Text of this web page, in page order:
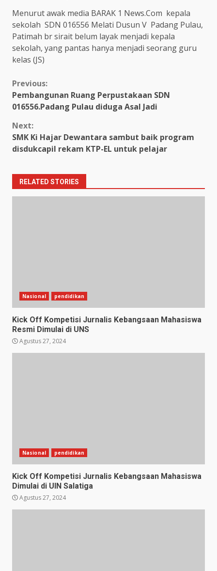
Menurut awak media BARAK 1 News.Com kepala
sekolah SDN 016556 Melati Dusun V Padang Pulau,
Patimah br sirait belum layak menjadi kepala
sekolah, yang pantas hanya menjadi seorang guru
kelas (JS)
Continue
Reading
Previous:
Pembangunan Ruang Perpustakaan SDN
016556.Padang Pulau diduga Asal Jadi
Next:
SMK Ki Hajar Dewantara sambut baik program
disdukcapil rekam KTP-EL untuk pelajar
RELATED STORIES
Nasional pendidikan
Kick Off Kompetisi Jurnalis Kebangsaan Mahasiswa
Resmi Dimulai di UNS
Agustus 27, 2024
Nasional pendidikan
Kick Off Kompetisi Jurnalis Kebangsaan Mahasiswa
Dimulai di UIN Salatiga
Agustus 27, 2024